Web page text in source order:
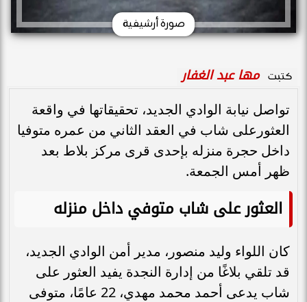
صورة أرشيفية
كتبت مها عبد الغفار
تواصل نيابة الوادي الجديد، تحقيقاتها في واقعة
العثورعلى شاب في العقد الثاني من عمره متوفيا
داخل حجرة منزله بإحدى قرى مركز بلاط بعد
ظهر أمس الجمعة.
العثور على شاب متوفي داخل منزله
كان اللواء وليد منصور، مدير أمن الوادي الجديد،
قد تلقي بلاغًا من إدارة النجدة يفيد العثور على
شاب يدعى أحمد محمد مهدي، 22 عامًا، متوفى